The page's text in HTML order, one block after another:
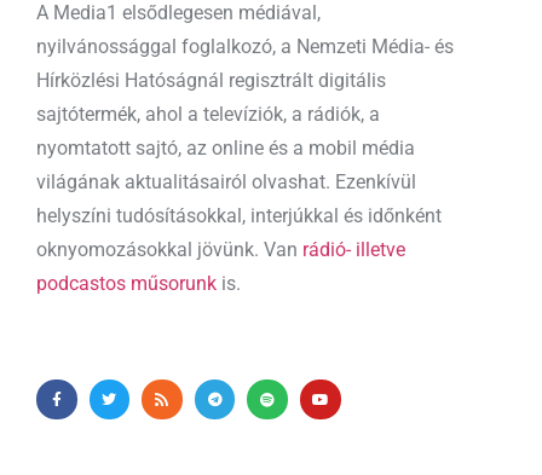
A Media1 elsődlegesen médiával,
nyilvánossággal foglalkozó, a Nemzeti Média- és
Hírközlési Hatóságnál regisztrált digitális
sajtótermék, ahol a televíziók, a rádiók, a
nyomtatott sajtó, az online és a mobil média
világának aktualitásairól olvashat. Ezenkívül
helyszíni tudósításokkal, interjúkkal és időnként
oknyomozásokkal jövünk. Van rádió- illetve
podcastos műsorunk is.